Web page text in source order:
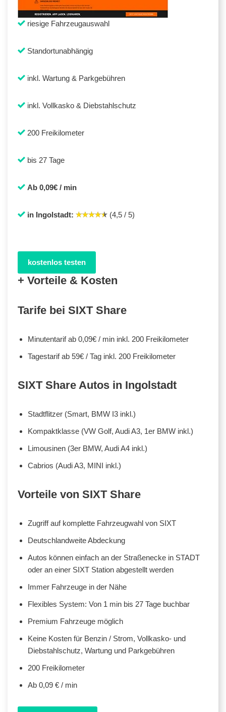
riesige Fahrzeugauswahl
Standortunabhängig
inkl. Wartung & Parkgebühren
inkl. Vollkasko & Diebstahlschutz
200 Freikilometer
bis 27 Tage
Ab 0,09€ / min
in Ingolstadt: (4,5 / 5)
kostenlos testen
+ Vorteile & Kosten
Tarife bei SIXT Share
Minutentarif ab 0,09€ / min inkl. 200 Freikilometer
Tagestarif ab 59€ / Tag inkl. 200 Freikilometer
SIXT Share Autos in Ingolstadt
Stadtflitzer (Smart, BMW I3 inkl.)
Kompaktklasse (VW Golf, Audi A3, 1er BMW inkl.)
Limousinen (3er BMW, Audi A4 inkl.)
Cabrios (Audi A3, MINI inkl.)
Vorteile von SIXT Share
Zugriff auf komplette Fahrzeugwahl von SIXT
Deutschlandweite Abdeckung
Autos können einfach an der Straßenecke in STADT
oder an einer SIXT Station abgestellt werden
Immer Fahrzeuge in der Nähe
Flexibles System: Von 1 min bis 27 Tage buchbar
Premium Fahrzeuge möglich
Keine Kosten für Benzin / Strom, Vollkasko- und
Diebstahlschutz, Wartung und Parkgebühren
200 Freikilometer
Ab 0,09 € / min